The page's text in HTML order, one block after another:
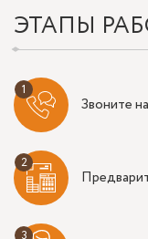
ЭТАПЫ
Звоните